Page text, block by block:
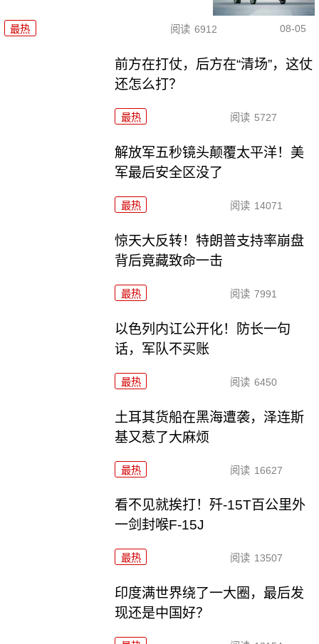
最热 阅读 6912 08-05
前方在打仗，后方在“清场”，这仗
还怎么打？
最热 阅读 5727
解放军五秒镜头颠覆太平洋！美
军最后安全区没了
最热 阅读 14071
惊天大反转！特朗普支持率崩盘
背后竟藏致命一击
最热 阅读 7991
以色列内讧公开化！防长一句
话，军队不买账
最热 阅读 6450
土耳其货船在黑海遭袭，泽连斯
基又惹了大麻烦
最热 阅读 16627
看不见就挨打！歼-15T百公里外
一剑封喉F-15J
最热 阅读 13507
印度满世界绕了一大圈，最后发
现还是中国好？